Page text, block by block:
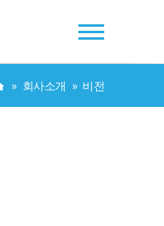
» 회사소개 » 비전